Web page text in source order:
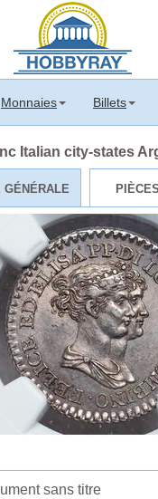
Monnaies Billets
Italian city-states
GÉNÉRALE
sans titre